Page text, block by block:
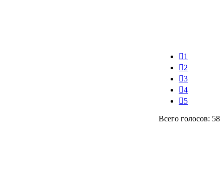
1
2
3
4
5
Всего голосов: 58